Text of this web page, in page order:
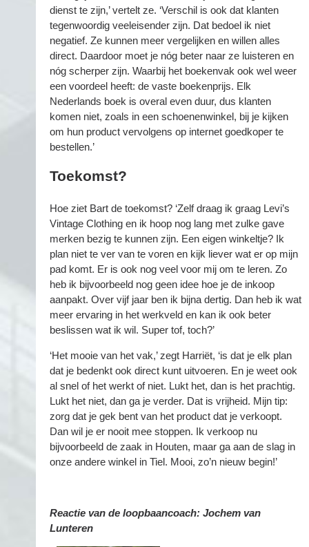
dienst te zijn,’ vertelt ze. ‘Verschil is ook dat klanten
tegenwoordig veeleisender zijn. Dat bedoel ik niet
negatief. Ze kunnen meer vergelijken en willen alles
direct. Daardoor moet je nóg beter naar ze luisteren en
nóg scherper zijn. Waarbij het boekenvak ook wel weer
een voordeel heeft: de vaste boekenprijs. Elk
Nederlands boek is overal even duur, dus klanten
komen niet, zoals in een schoenenwinkel, bij je kijken
om hun product vervolgens op internet goedkoper te
bestellen.’
Toekomst?
Hoe ziet Bart de toekomst? ‘Zelf draag ik graag Levi’s
Vintage Clothing en ik hoop nog lang met zulke gave
merken bezig te kunnen zijn. Een eigen winkeltje? Ik
plan niet te ver van te voren en kijk liever wat er op mijn
pad komt. Er is ook nog veel voor mij om te leren. Zo
heb ik bijvoorbeeld nog geen idee hoe je de inkoop
aanpakt. Over vijf jaar ben ik bijna dertig. Dan heb ik wat
meer ervaring in het werkveld en kan ik ook beter
beslissen wat ik wil. Super tof, toch?’
‘Het mooie van het vak,’ zegt Harriët, ‘is dat je elk plan
dat je bedenkt ook direct kunt uitvoeren. En je weet ook
al snel of het werkt of niet. Lukt het, dan is het prachtig.
Lukt het niet, dan ga je verder. Dat is vrijheid. Mijn tip:
zorg dat je gek bent van het product dat je verkoopt.
Dan wil je er nooit mee stoppen. Ik verkoop nu
bijvoorbeeld de zaak in Houten, maar ga aan de slag in
onze andere winkel in Tiel. Mooi, zo’n nieuw begin!’
Reactie van de loopbaancoach: Jochem van
Lunteren